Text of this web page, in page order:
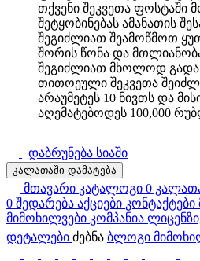
თქვენი შეკვეთა ფოსტაში
შეტყობინებას ამანათის
შეგიძლიათ შეამოწმოთ
შორის წონა და
შეგიძლიათ მხოლოდ
თითოეული შეკვეთა
არაუმეტეს 10 ნივთს და
აღემატებოდეს 100,000
დაბრუნება სიაში
კალათაში დამატება
მთავარი კატალოგი 0
0 შედარება აქციები კონტაქტები
მიმოხილვები კომპანია
დეტალები ძებნა ბლოგი